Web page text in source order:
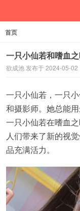
首页
一只小仙若和嗜血
欲成池 发布于 2024-05-02
一只小仙若，一只
和摄影师。她总能
一只小仙若在嗜血
人们带来了新的视
品充满活力。